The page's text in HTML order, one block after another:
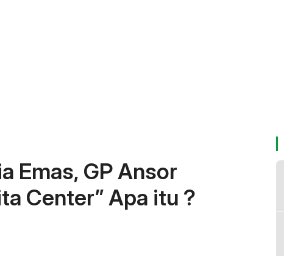
Emas, GP Ansor
Center” Apa itu ?